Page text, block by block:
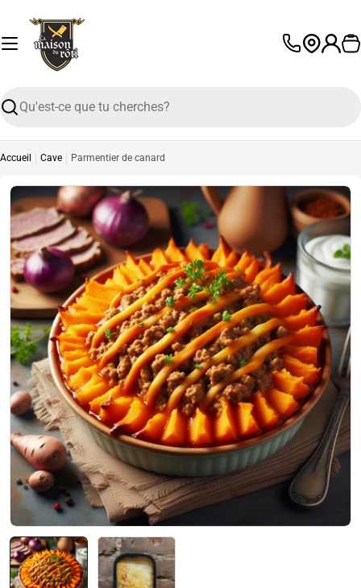
contenu
Recherche
L
u
Accueil Cave Parmentier de canard
Ouvrir le média 0 en mode modal